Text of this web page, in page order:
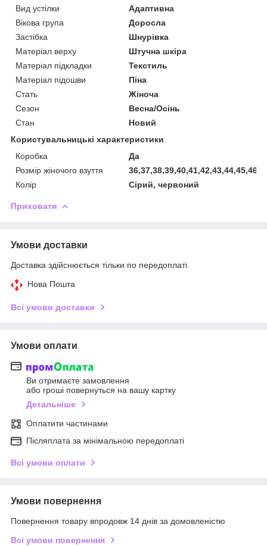
Вид устілки
Адаптивна
Вікова група
Доросла
Застібка
Шнурівка
Матеріал верху
Штучна шкіра
Матеріал підкладки
Текстиль
Матеріал підошви
Піна
Стать
Жіноча
Сезон
Весна/Осінь
Стан
Новий
Користувальницькі характеристики
Коробка
Да
Розмір жіночого взуття
Колір
Сірий, червоний
Приховати
Умови доставки
Доставка здійснюється тільки по передоплаті.
Нова Пошта
Всі умови доставки
Умови оплати
Ви отримаєте замовлення
або гроші повернуться на вашу картку
Детальніше
Оплатити частинами
Післяплата за мінімальною передоплаті
Всі умови оплати
Умови повернення
Повернення товару впродовж 14 днів за домовленістю
Всі умови повернення